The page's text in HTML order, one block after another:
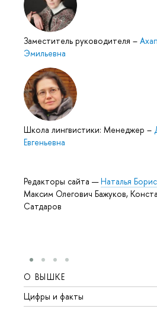
Заместитель руководителя –
Эмильевна
Школа лингвистики: Менеджер –
Евгеньевна
Редакторы сайта —Наталья
Максим Олегович Бажуков,
Сатдаров
О ВЫШКЕ
Цифры и факты